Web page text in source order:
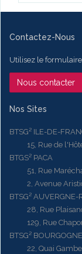
Contactez-Nous
Utilisez le
Nous contacter
Nos Sites
BTSG² ILE-DE-
15, Rue de l'Hôtel
BTGS² PACA
51, Rue
2, Avenue
BTSG² AUVERGNE-
28, Rue
129, Rue
BTSG²
22, Quai